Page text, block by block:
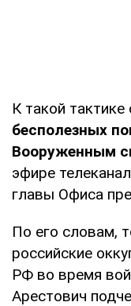
К такой тактике
бесполезных
Вооруженным
эфире
главы Офиса
По его словам,
российские
РФ во время
Арестович